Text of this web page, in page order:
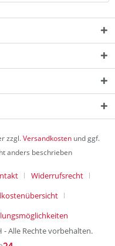
zzgl.Versandkosten und ggf.
anders beschrieben
Widerrufsrecht
Alle Rechte vorbehalten.